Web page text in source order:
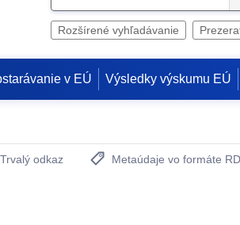
e
Rozšírené vyhľadávanie
v EÚ Výsledky výskumu EÚ
Trvalý odkaz
Metaúdaje vo formáte